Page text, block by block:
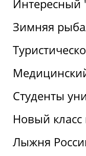
Интересный
Зимняя
Студенты
Новый класс
Лыжня